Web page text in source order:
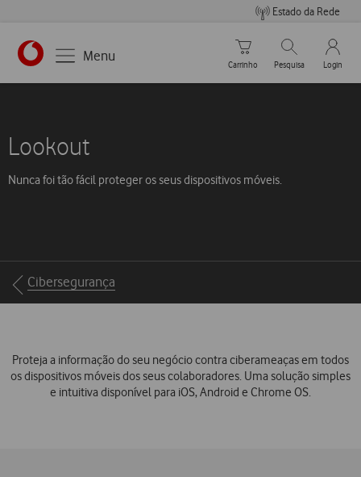
Estado da Rede
Menu
Carrinho de compras
Carrinho
Pesquisar
Pesquisa
My
Login
Lookout
Nunca foi tão fácil proteger os seus dispositivos móveis.
Breadcrumbs
Cibersegurança
Proteja a informação do seu negócio contra ciberameaças em todos
os dispositivos móveis dos seus colaboradores. Uma solução simples
e intuitiva disponível para iOS, Android e Chrome OS.